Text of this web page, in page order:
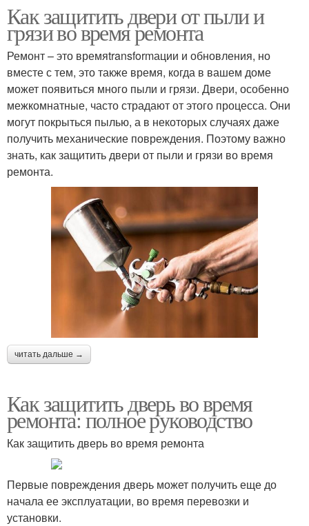
Как защитить двери от пыли и
грязи во время ремонта
Ремонт – это времяtransformации и обновления, но
вместе с тем, это также время, когда в вашем доме
может появиться много пыли и грязи. Двери, особенно
межкомнатные, часто страдают от этого процесса. Они
могут покрыться пылью, а в некоторых случаях даже
получить механические повреждения. Поэтому важно
знать, как защитить двери от пыли и грязи во время
ремонта.
читать дальше →
Как защитить дверь во время
ремонта: полное руководство
Как защитить дверь во время ремонта
Первые повреждения дверь может получить еще до
начала ее эксплуатации, во время перевозки и
установки.